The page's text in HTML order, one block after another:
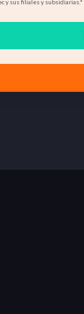
y sus filiales y subsidiarias.*